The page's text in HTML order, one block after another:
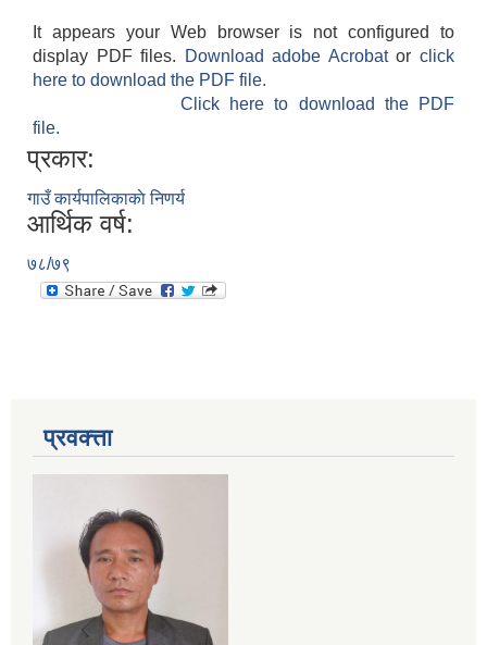
It appears your Web browser is not configured to
display PDF files.
Download adobe Acrobatorclick
here to download the PDF file.
Click here to download the PDF
file.
प्रकार:
गाउँ कार्यपालिकाकाे निणर्य
आर्थिक वर्ष:
७८/७९
प्रवक्त्ता